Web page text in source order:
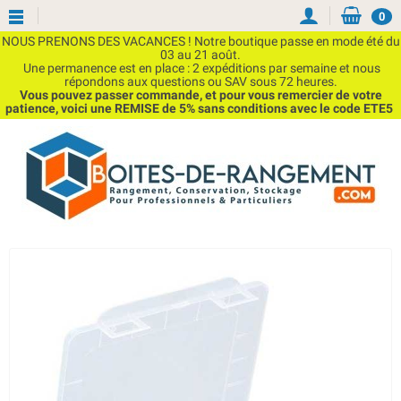
NOUS PRENONS DES VACANCES ! Notre boutique passe en mode été du
03 au 21 août.
Une permanence est en place : 2 expéditions par semaine et nous
répondons aux questions ou SAV sous 72 heures.
Vous pouvez passer commande, et pour vous remercier de votre
patience, voici une REMISE de 5% sans conditions avec le code ETE5
0